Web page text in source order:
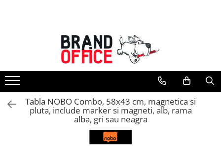
Unitate Protejata - PRODUCTIE
Hartie copiator si produse
tipografice
Produse consumabile din hartie
Detergenti si dezinfectanti
Saci menajeri (Unitate Protejata)
Tabla NOBO Combo, 58x43 cm, magnetica si
pluta, include marker si magneti, alb, rama
alba, gri sau neagra